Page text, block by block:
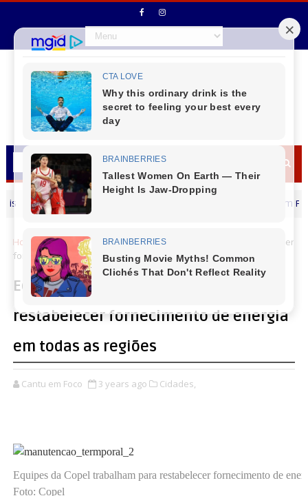
MENSAGEM DIA DOS PAIS Prefeito Jaison Mendes deseja um Feliz
Home Cidades
Equipes da Copel trabalham para restabelecer
fornecimento de energia em todas as regiões
Equipes da Copel trabalham para
restabelecer fornecimento de energia
em todas as regiões
Cantu em Foco 3 years ago Cidades,
Equipes da Copel trabalham para restabelecer fornecimento de
Foto: Copel